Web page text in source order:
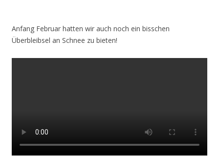
Anfang Februar hatten wir auch noch ein bisschen
Überbleibsel an Schnee zu bieten!